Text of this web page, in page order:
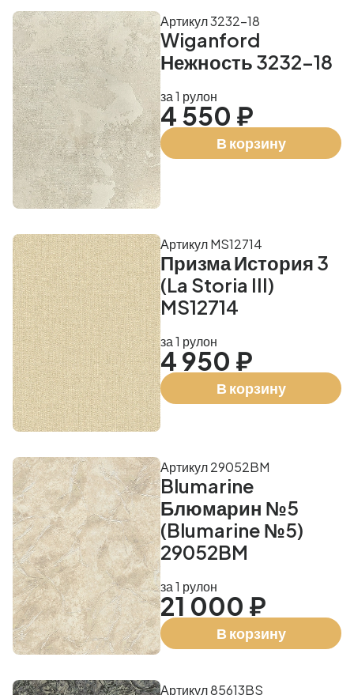
Wiganford
Нежность 3232-18
Артикул 3232-18
за 1 рулон
4 550 ₽
В корзину
Призма История 3
(La Storia III)
MS12714
Артикул MS12714
за 1 рулон
4 950 ₽
В корзину
Blumarine
Блюмарин №5
(Blumarine №5)
29052BM
Артикул 29052BM
за 1 рулон
21 000 ₽
В корзину
Артикул 85613BS